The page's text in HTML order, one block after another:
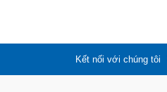
Kết nối với chúng tôi